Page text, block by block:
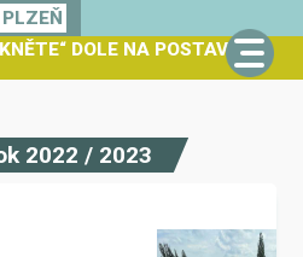
PLZEŇ
DOLE NA POSTAVIČKU
2022 / 2023